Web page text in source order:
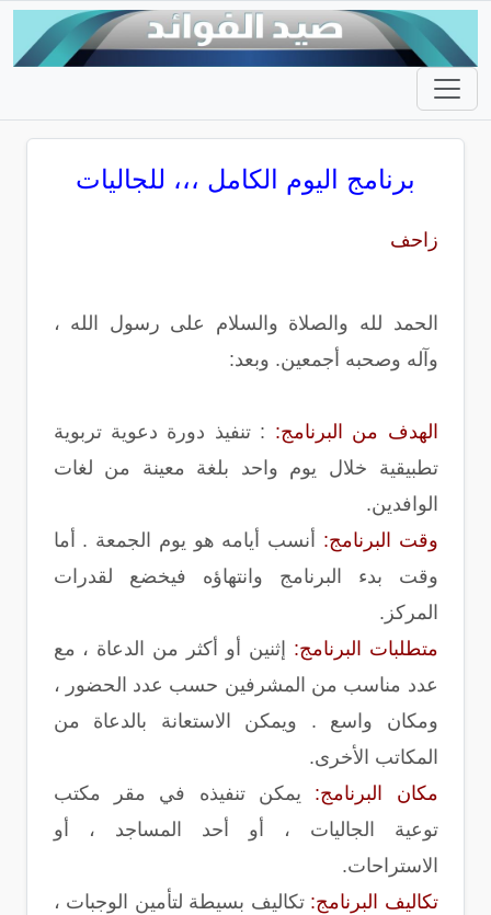
برنامج اليوم الكامل ،،، للجاليات
زاحف
الحمد لله والصلاة والسلام على رسول الله ،
وآله وصحبه أجمعين. وبعد:
الهدف من البرنامج: : تنفيذ دورة دعوية تربوية
تطبيقية خلال يوم واحد بلغة معينة من لغات
الوافدين.
وقت البرنامج:
أنسب أيامه هو يوم الجمعة . أما
وقت بدء البرنامج وانتهاؤه فيخضع لقدرات
المركز.
متطلبات البرنامج:
إثنين أو أكثر من الدعاة ، مع
عدد مناسب من المشرفين حسب عدد الحضور ،
ومكان واسع . ويمكن الاستعانة بالدعاة من
المكاتب الأخرى.
مكان البرنامج: يمكن تنفيذه في مقر مكتب
توعية الجاليات ، أو أحد المساجد ، أو
الاستراحات.
تكاليف البرنامج:تكاليف بسيطة لتأمين الوجبات ،